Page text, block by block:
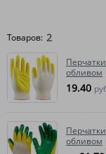
Товаров: 2
обливом
19.40
обливом